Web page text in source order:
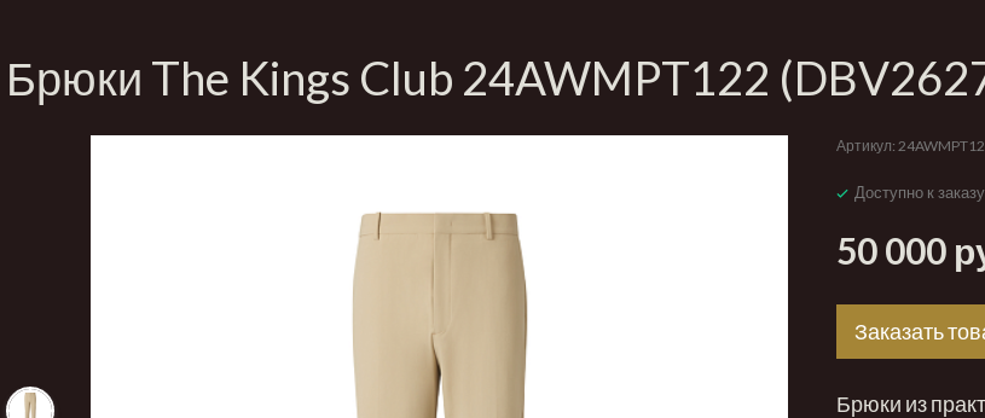
Брюки The Kings Club 24AWMPT122
Артикул:
Доступно к заказу
50 000
Заказать
Брюки из